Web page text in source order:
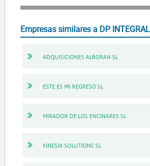
Empresas similares a DP
ADQUISICIONES ALBORAN SL
ESTE ES MI REGRESO SL
MIRADOR DE LOS ENCINARES SL
KINESIA SOLUTIONS SL